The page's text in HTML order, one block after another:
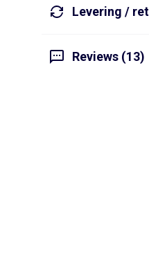
Levering /
Reviews (13)